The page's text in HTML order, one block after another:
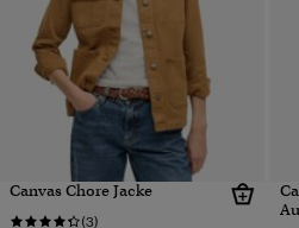
Canvas Chore Jacke
(3)